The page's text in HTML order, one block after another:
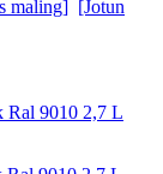
maling] [Jotun